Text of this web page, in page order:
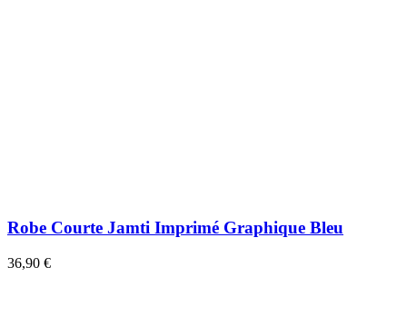
Robe Courte Jamti Imprimé Graphique Bleu
36,90 €